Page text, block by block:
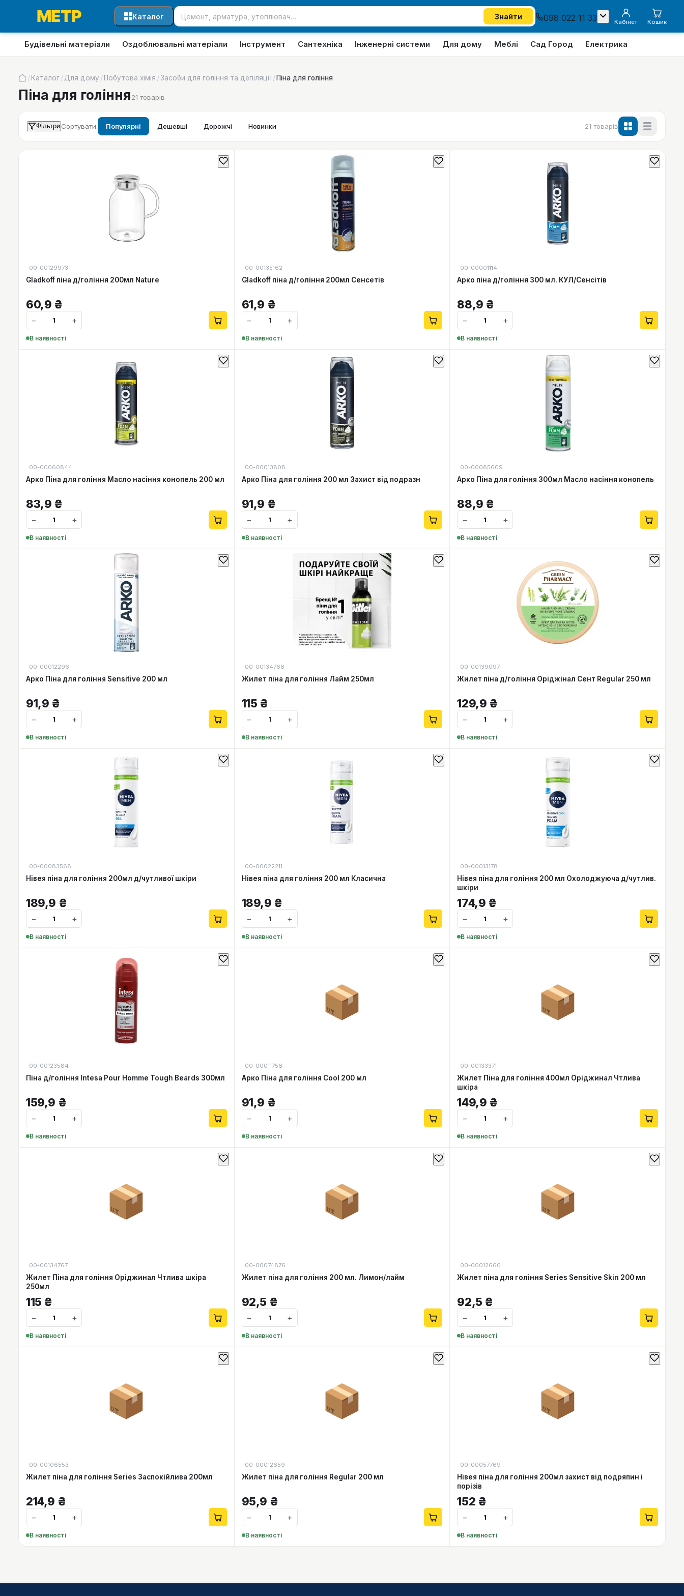
Каталог Знайти 098 022 11 33 Кабінет Кошик
Будівельні матеріали Оздоблювальні матеріали Інструмент Сантехніка Інженерні системи Для дому Меблі Сад Город Електрика
/Каталог/ Для дому /Побутова хімія /Засоби для гоління та депіляції/Піна для гоління
Піна для гоління21 товарів
Фільтри Сортувати: Популярні Дешевші Дорожчі Новинки 21 товарів
00-00129973
Gladkoff піна д/гоління 200мл Nature
60,9 ₴
− +
В наявності
00-00135162
Gladkoff піна д/гоління 200мл Сенсетів
61,9 ₴
− +
В наявності
00-00001114
Арко піна д/гоління 300 мл. КУЛ/Сенсітів
88,9 ₴
− +
В наявності
00-00060844
Арко Піна для гоління Масло насіння конопель 200 мл
83,9 ₴
− +
В наявності
00-00013808
Арко Піна для гоління 200 мл Захист від подразн
91,9 ₴
− +
В наявності
00-00085609
Арко Піна для гоління 300мл Масло насіння конопель
88,9 ₴
− +
В наявності
00-00012296
Арко Піна для гоління Sensitive 200 мл
91,9 ₴
− +
В наявності
00-00134766
Жилет піна для гоління Лайм 250мл
115 ₴
− +
В наявності
00-00139097
Жилет піна д/гоління Оріджінал Сент Regular 250 мл
129,9 ₴
− +
В наявності
00-00083568
Нівея піна для гоління 200мл д/чутливої шкіри
189,9 ₴
− +
В наявності
00-00022211
Нівея піна для гоління 200 мл Класична
189,9 ₴
− +
В наявності
00-00013178
Нівея піна для гоління 200 мл Охолоджуюча д/чутлив.
шкіри
174,9 ₴
− +
В наявності
00-00123584
Піна д/гоління Intesa Pour Homme Tough Beards 300мл
159,9 ₴
− +
В наявності
📦
00-00011756
Арко Піна для гоління Cool 200 мл
91,9 ₴
− +
В наявності
📦
00-00133371
Жилет Пiна для голiння 400мл Оріджинал Чтлива
шкіра
149,9 ₴
− +
В наявності
📦
00-00134767
Жилет Пiна для голiння Оріджинал Чтлива шкіра
250мл
115 ₴
− +
В наявності
📦
00-00074876
Жилет піна для гоління 200 мл. Лимон/лайм
92,5 ₴
− +
В наявності
📦
00-00012660
Жилет піна для гоління Series Sensitive Skin 200 мл
92,5 ₴
− +
В наявності
📦
00-00106553
Жилет піна для гоління Series Заспокійлива 200мл
214,9 ₴
− +
В наявності
📦
00-00012659
Жилет піна для гоління Regular 200 мл
95,9 ₴
− +
В наявності
📦
00-00057769
Нівея піна для гоління 200мл захист від подряпин і
порізів
152 ₴
− +
В наявності